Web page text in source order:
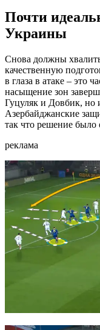
Почти
Украины
Снова должны
качественную
в глаза в атаке – это
насыщение зон
Гуцуляк и Довбик, но
Азербайджанские
так что решение
реклама